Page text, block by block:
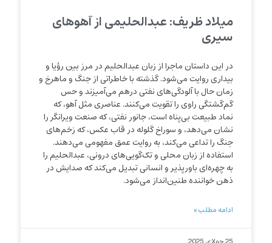
میلاد ظریف: عبدالحلیمی از آهوهای
سیری
در این داستان ماجرا از زبان عبدالحلیم در مرز بین رؤیا و
بیداری روایت می‌شود. گذشته با خاطراتی از جنگ و ماهرخ و
زمان حال با آلودگی‌های نفتی درهم می‌آمیزند و حس
گم‌گشتگی راوی را تقویت می‌کنند. عناصری مثل آهو، که
نماد طبیعت بی‌پناه است، جانور نفتی، که صنعت ویرانگر را
نشان می‌دهد، و سوراخ گلوله در قاب عکس، که زخم‌های
جنگ را تداعی می‌کند، به روایت عمق مفهومی می‌دهند.
استفاده از زبان محلی و تک‌گویی‌های درونی، عبدالحلیم را
به چهره‌ای باورپذیر و انسانی تبدیل می‌کند که صدایش در
ذهن خواننده طنین‌انداز می‌شود.
ادامه مطلب »